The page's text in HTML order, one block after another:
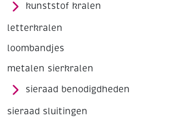
kunststof kralen
letterkralen
loombandjes
metalen sierkralen
sieraad benodigdheden
sieraad sluitingen